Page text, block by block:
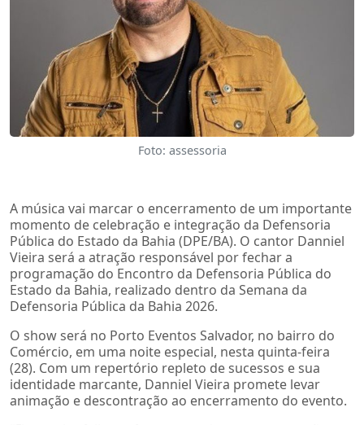
Foto: assessoria
A música vai marcar o encerramento de um importante
momento de celebração e integração da Defensoria
Pública do Estado da Bahia (DPE/BA). O cantor Danniel
Vieira será a atração responsável por fechar a
programação do Encontro da Defensoria Pública do
Estado da Bahia, realizado dentro da Semana da
Defensoria Pública da Bahia 2026.
O show será no Porto Eventos Salvador, no bairro do
Comércio, em uma noite especial, nesta quinta-feira
(28). Com um repertório repleto de sucessos e sua
identidade marcante, Danniel Vieira promete levar
animação e descontração ao encerramento do evento.